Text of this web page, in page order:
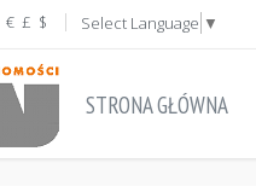
€ £ $ Select Language ▼
STRONA GŁÓWNA